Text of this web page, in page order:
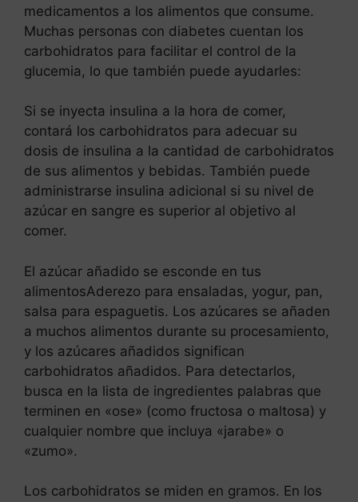
medicamentos a los alimentos que consume.
Muchas personas con diabetes cuentan los
carbohidratos para facilitar el control de la
glucemia, lo que también puede ayudarles:
Si se inyecta insulina a la hora de comer,
contará los carbohidratos para adecuar su
dosis de insulina a la cantidad de carbohidratos
de sus alimentos y bebidas. También puede
administrarse insulina adicional si su nivel de
azúcar en sangre es superior al objetivo al
comer.
El azúcar añadido se esconde en tus
alimentosAderezo para ensaladas, yogur, pan,
salsa para espaguetis. Los azúcares se añaden
a muchos alimentos durante su procesamiento,
y los azúcares añadidos significan
carbohidratos añadidos. Para detectarlos,
busca en la lista de ingredientes palabras que
terminen en «ose» (como fructosa o maltosa) y
cualquier nombre que incluya «jarabe» o
«zumo».
Los carbohidratos se miden en gramos. En los